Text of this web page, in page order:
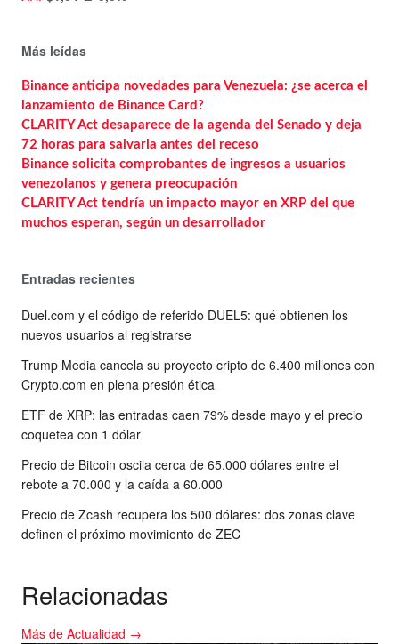
Más leídas
Binance anticipa novedades para Venezuela: ¿se acerca el
lanzamiento de Binance Card?
CLARITY Act desaparece de la agenda del Senado y deja
72 horas para salvarla antes del receso
Binance solicita comprobantes de ingresos a usuarios
venezolanos y genera preocupación
CLARITY Act tendría un impacto mayor en XRP del que
muchos esperan, según un desarrollador
Entradas recientes
Duel.com y el código de referido DUEL5: qué obtienen los
nuevos usuarios al registrarse
Trump Media cancela su proyecto cripto de 6.400 millones con
Crypto.com en plena presión ética
ETF de XRP: las entradas caen 79% desde mayo y el precio
coquetea con 1 dólar
Precio de Bitcoin oscila cerca de 65.000 dólares entre el
rebote a 70.000 y la caída a 60.000
Precio de Zcash recupera los 500 dólares: dos zonas clave
definen el próximo movimiento de ZEC
Relacionadas
Más de Actualidad →